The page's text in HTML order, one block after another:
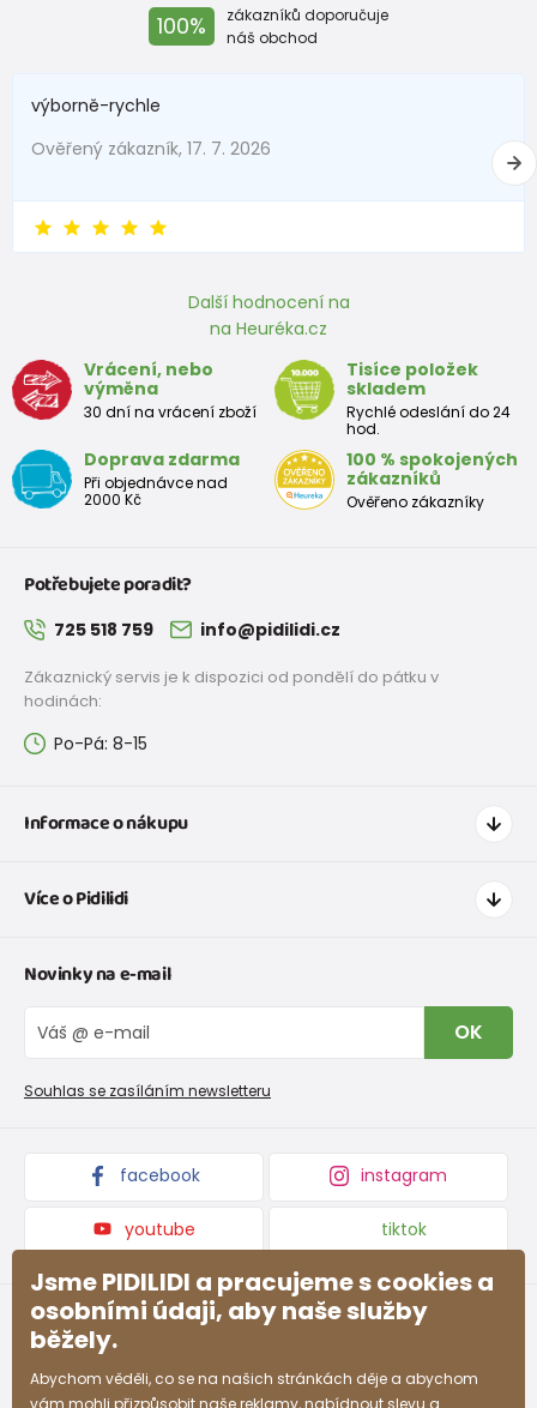
100%
zákazníků doporučuje
náš obchod
výborně-rychle
Ověřený zákazník, 17. 7. 2026
Další hodnocení na
na Heuréka.cz
Vrácení, nebo
výměna
30 dní na vrácení zboží
Tisíce položek
skladem
Rychlé odeslání do 24
hod.
Doprava zdarma
Při objednávce nad
2000 Kč
100 % spokojených
zákazníků
Ověřeno zákazníky
Potřebujete poradit?
725 518 759 info@pidilidi.cz
Zákaznický servis je k dispozici od pondělí do pátku v
hodinách:
Po-Pá: 8-15
Informace o nákupu
Doprava a platba
Tabulka velikostí obuvi
Vrácení zboží a reklamace
Reklamační řád
Více o Pidilidi
O nás
Blog
Velkoobchod PiDiLiDi
Affiliate program
Kolekce zboží
Novinky na e-mail
OK
Souhlas se zasíláním newsletteru
facebook instagram
youtube tiktok
Jsme PIDILIDI a pracujeme s cookies a
osobními údaji, aby naše služby
běžely.
Abychom věděli, co se na našich stránkách děje a abychom
vám mohli přizpůsobit naše reklamy, nabídnout slevu a